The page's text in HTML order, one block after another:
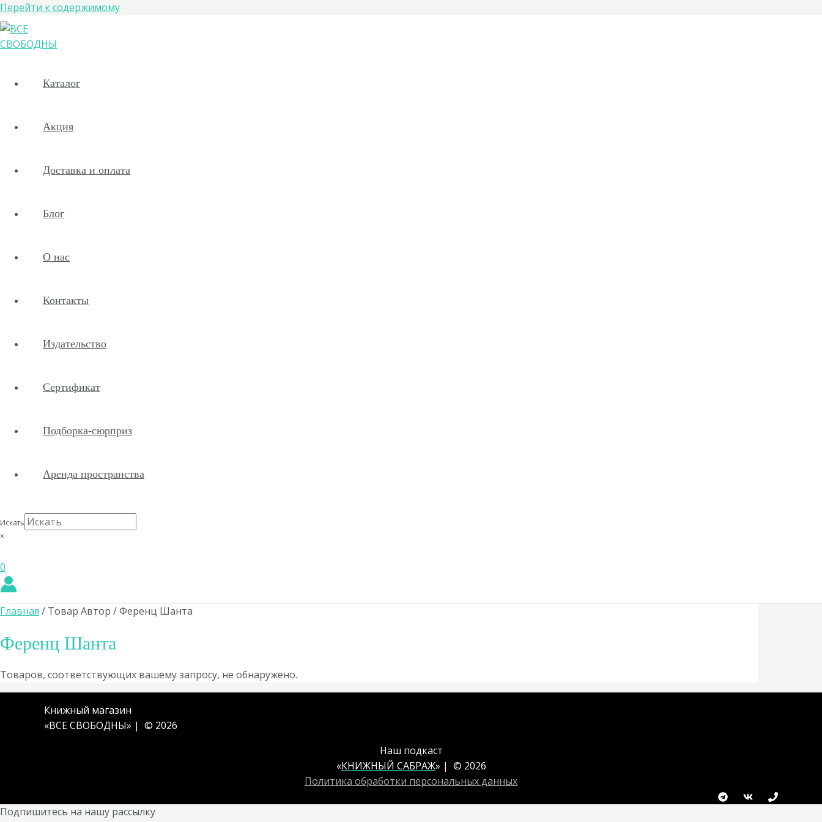
Перейти к содержимому
Каталог
Акция
Доставка и оплата
Блог
О нас
Контакты
Издательство
Сертификат
Подборка-сюрприз
Аренда пространства
Искать
×
0
Главная / Товар Автор / Ференц Шанта
Ференц Шанта
Товаров, соответствующих вашему запросу, не обнаружено.
Книжный магазин
«ВСЕ СВОБОДНЫ» | © 2026
Наш подкаст
«КНИЖНЫЙ САБРАЖ» | © 2026
Политика обработки персональных данных
Подпишитесь на нашу рассылку